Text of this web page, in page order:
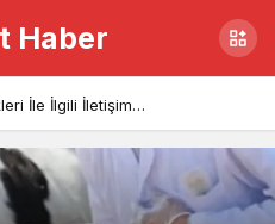
Haber
İle İlgili İletişim